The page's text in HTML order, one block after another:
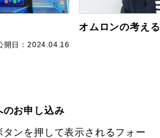
開日：2024.04.16
オムロンの考え
のお申し込み
タンを押して表示されるフォー